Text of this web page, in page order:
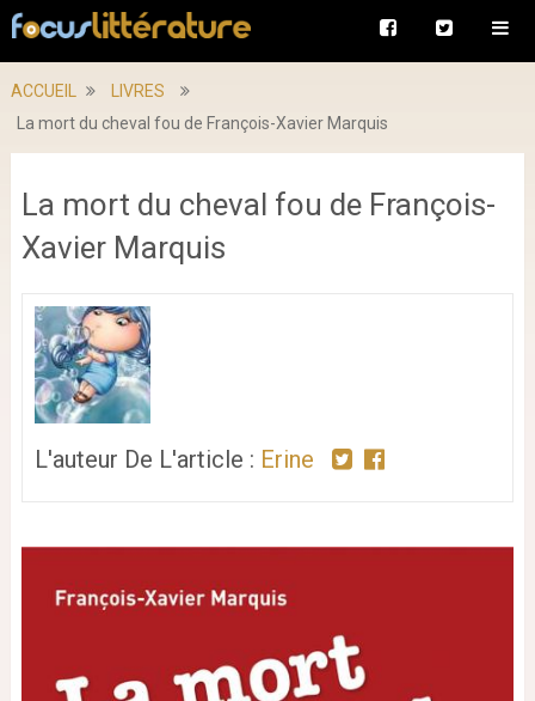
ACCUEIL
LIVRES
La mort du cheval fou de François-Xavier Marquis
La mort du cheval fou de François-
Xavier Marquis
L'auteur De L'article : Erine